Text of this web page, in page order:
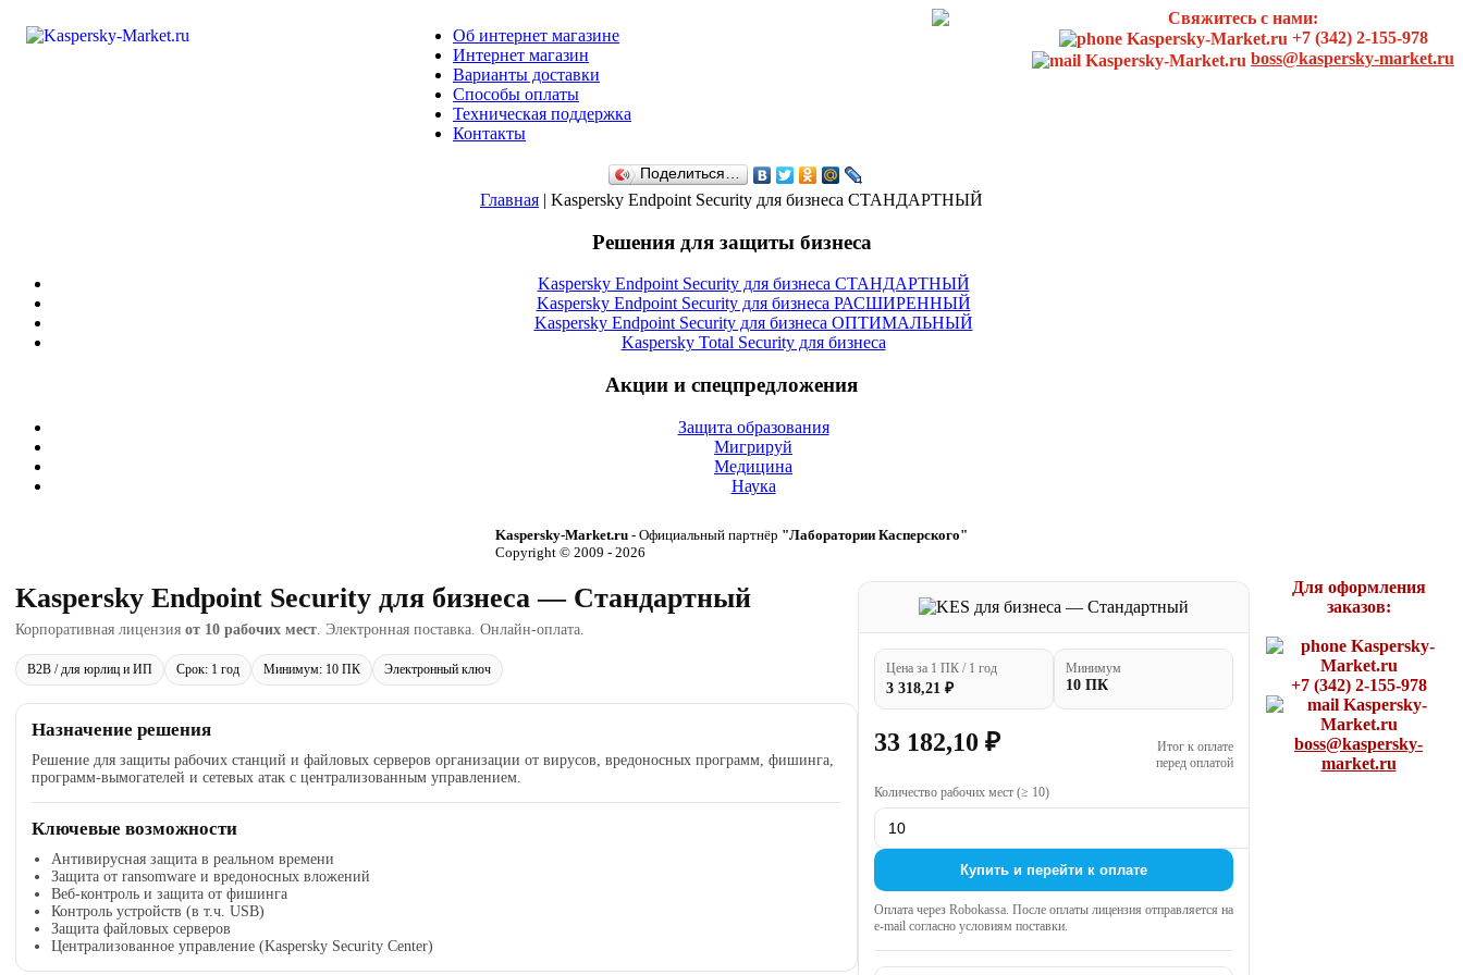
Свяжитесь с нами:
+7 (342) 2-155-978
boss@kaspersky-market.ru
Об интернет магазине
Интернет магазин
Варианты доставки
Способы оплаты
Техническая поддержка
Контакты
Поделиться…
Главная | Kaspersky Endpoint Security для бизнеса СТАНДАРТНЫЙ
Решения для защиты бизнеса
Kaspersky Endpoint Security для бизнеса СТАНДАРТНЫЙ
Kaspersky Endpoint Security для бизнеса РАСШИРЕННЫЙ
Kaspersky Endpoint Security для бизнеса ОПТИМАЛЬНЫЙ
Kaspersky Total Security для бизнеса
Акции и спецпредложения
Защита образования
Мигрируй
Медицина
Наука
Kaspersky-Market.ru - Официальный партнёр "Лаборатории Касперского"
Copyright © 2009 - 2026
Kaspersky Endpoint Security для бизнеса — Стандартный
Корпоративная лицензия от 10 рабочих мест . Электронная поставка. Онлайн-оплата.
B2B / для юрлиц и ИП Срок: 1 год Минимум: 10 ПК Электронный ключ
Назначение решения
Решение для защиты рабочих станций и файловых серверов организации от вирусов, вредоносных программ, фишинга,
программ-вымогателей и сетевых атак с централизованным управлением.
Ключевые возможности
Антивирусная защита в реальном времени
Защита от ransomware и вредоносных вложений
Веб-контроль и защита от фишинга
Контроль устройств (в т.ч. USB)
Защита файловых серверов
Централизованное управление (Kaspersky Security Center)
Цена за 1 ПК / 1 год
3 318,21 ₽
Минимум
10 ПК
33 182,10 ₽
Итог к оплате
перед оплатой
Количество рабочих мест (≥ 10)
Купить и перейти к оплате
Оплата через Robokassa. После оплаты лицензия отправляется на
e-mail согласно условиям поставки.
Для оформления
заказов:
+7 (342) 2-155-978
boss@kaspersky-
market.ru